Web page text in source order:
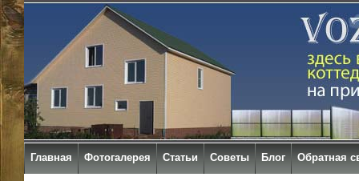
Главная Фотогалерея Статьи Советы Блог Обратная